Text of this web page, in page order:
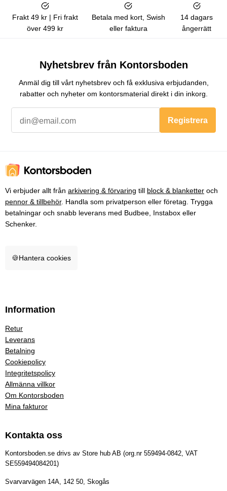
Frakt 49 kr | Fri frakt
över 499 kr
Betala med kort, Swish
eller faktura
14 dagars
ångerrätt
Nyhetsbrev från Kontorsboden
Anmäl dig till vårt nyhetsbrev och få exklusiva erbjudanden,
rabatter och nyheter om kontorsmaterial direkt i din inkorg.
Registrera
Vi erbjuder allt från arkivering & förvaring till block & blanketter och
pennor & tillbehör. Handla som privatperson eller företag. Trygga
betalningar och snabb leverans med Budbee, Instabox eller
Schenker.
🍪Hantera cookies
Information
Retur
Leverans
Betalning
Cookiepolicy
Integritetspolicy
Allmänna villkor
Om Kontorsboden
Mina fakturor
Kontakta oss
Kontorsboden.se drivs av Store hub AB (org.nr 559494-0842, VAT
SE559494084201)
Svarvarvägen 14A, 142 50, Skogås